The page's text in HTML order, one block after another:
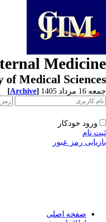
Medicine
Medical Sciences
جمعه 16 مرداد 1405 [Archive]
ورود خودکار
ثبت نام
بازیابی رمز عبور
صفحه اصلی